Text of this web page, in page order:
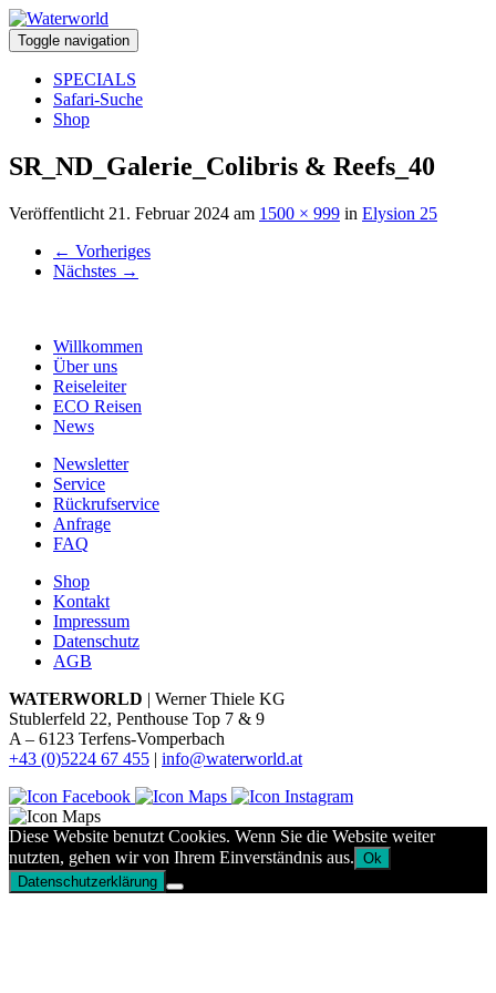
Toggle navigation
SPECIALS
Safari-Suche
Shop
SR_ND_Galerie_Colibris & Reefs_40
Veröffentlicht 21. Februar 2024 am 1500 × 999 in Elysion 25
← Vorheriges
Nächstes →
Willkommen
Über uns
Reiseleiter
ECO Reisen
News
Newsletter
Service
Rückrufservice
Anfrage
FAQ
Shop
Kontakt
Impressum
Datenschutz
AGB
WATERWORLD | Werner Thiele KG
Stublerfeld 22, Penthouse Top 7 & 9
A – 6123 Terfens-Vomperbach
+43 (0)5224 67 455 | info@waterworld.at
Diese Website benutzt Cookies. Wenn Sie die Website weiter
nutzten, gehen wir von Ihrem Einverständnis aus. Ok
Datenschutzerklärung